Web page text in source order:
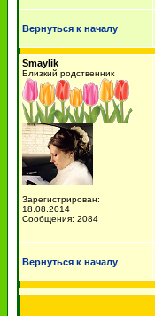
Вернуться к началу
Smaylik
Близкий родственник
Зарегистрирован:
18.08.2014
Сообщения: 2084
Вернуться к началу